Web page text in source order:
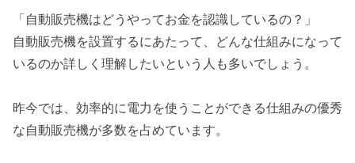
「自動販売機はどうやってお金を認識しているの？」
自動販売機を設置するにあたって、どんな仕組みになって
いるのか詳しく理解したいという人も多いでしょう。
昨今では、効率的に電力を使うことができる仕組みの優秀
な自動販売機が多数を占めています。